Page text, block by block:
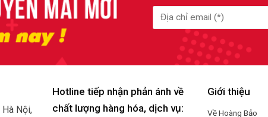
Hà Nội,
Hotline tiếp nhận phản ánh về
chất lượng hàng hóa, dịch vụ:
Giới thiệu
Về Hoàng Bảo